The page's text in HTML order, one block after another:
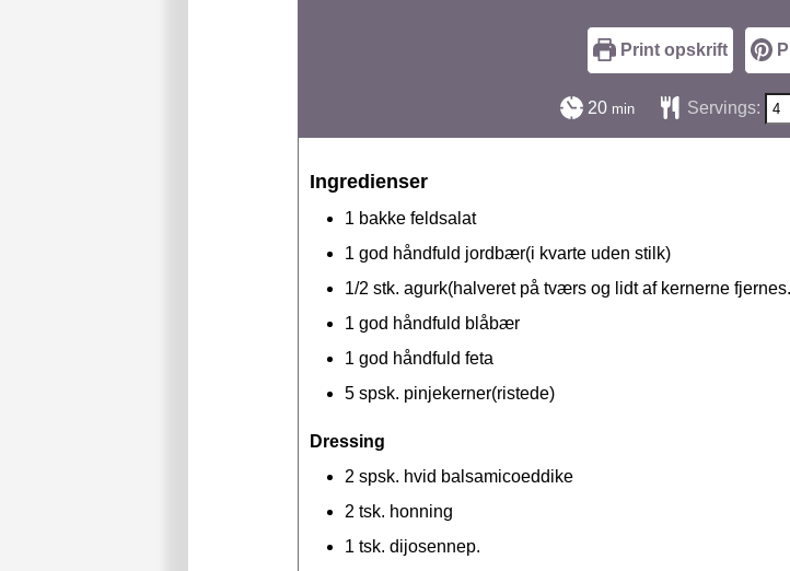
Print opskrift
20minutter
min Servings:
Ingredienser
1 bakke feldsalat
1 god håndfuld jordbær(i kvarte uden stilk)
1/2 stk. agurk(halveret på tværs og lidt af kernerne
1 god håndfuld blåbær
1 god håndfuld feta
5 spsk. pinjekerner(ristede)
Dressing
2 spsk. hvid balsamicoeddike
2 tsk. honning
1 tsk. dijosennep.